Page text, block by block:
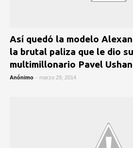
Así quedó la modelo
la brutal paliza que le dio
multimillonario Pavel
Anónimo - marzo 29, 2014